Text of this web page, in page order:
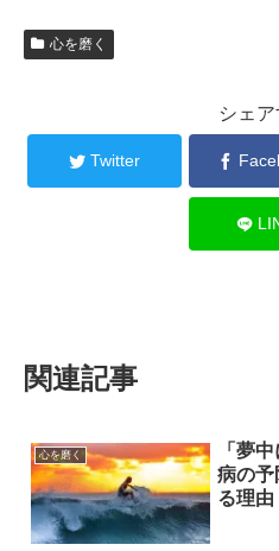
心を磨く
シェア
Twitter
関連記事
心を磨く
「夢
病の予
る理由